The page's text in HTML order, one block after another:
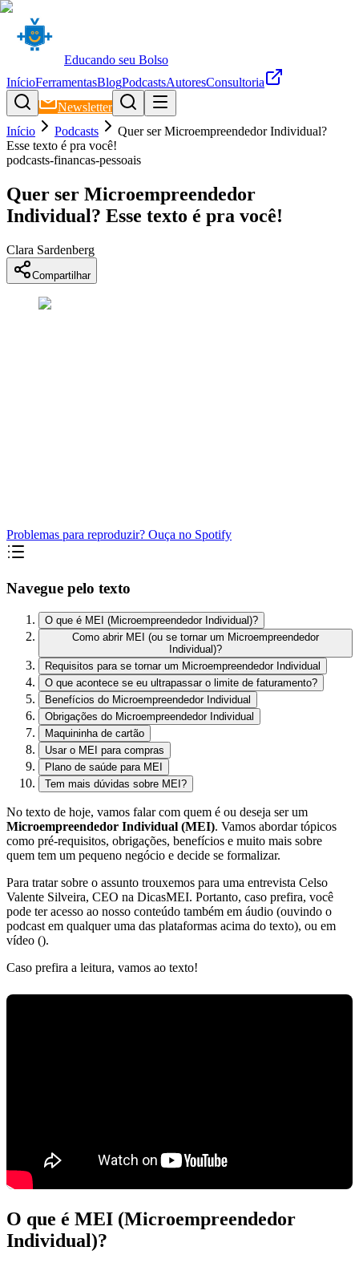
Educando seu Bolso
InícioFerramentasBlogPodcastsAutoresConsultoria
Newsletter
Início
Podcasts
Quer ser Microempreendedor Individual?
Esse texto é pra você!
podcasts-financas-pessoais
Quer ser Microempreendedor
Individual? Esse texto é pra você!
Clara Sardenberg
Compartilhar
Problemas para reproduzir? Ouça no Spotify
Navegue pelo texto
O que é MEI (Microempreendedor Individual)?
Como abrir MEI (ou se tornar um Microempreendedor
Individual)?
Requisitos para se tornar um Microempreendedor Individual
O que acontece se eu ultrapassar o limite de faturamento?
Benefícios do Microempreendedor Individual
Obrigações do Microempreendedor Individual
Maquininha de cartão
Usar o MEI para compras
Plano de saúde para MEI
Tem mais dúvidas sobre MEI?
No texto de hoje, vamos falar com quem é ou deseja ser um
Microempreendedor Individual (MEI). Vamos abordar tópicos
como pré-requisitos, obrigações, benefícios e muito mais sobre
quem tem um pequeno negócio e decide se formalizar.
Para tratar sobre o assunto trouxemos para uma entrevista Celso
Valente Silveira, CEO na DicasMEI. Portanto, caso prefira, você
pode ter acesso ao nosso conteúdo também em áudio (ouvindo o
podcast em qualquer uma das plataformas acima do texto), ou em
vídeo ().
Caso prefira a leitura, vamos ao texto!
O que é MEI (Microempreendedor
Individual)?